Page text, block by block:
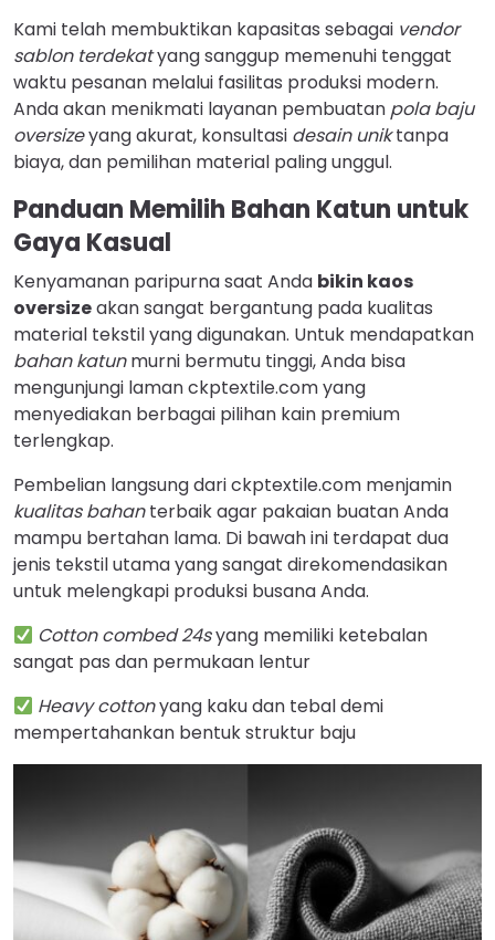
Kami telah membuktikan kapasitas sebagai vendor
sablon terdekatyang sanggup memenuhi tenggat
waktu pesanan melalui fasilitas produksi modern.
Anda akan menikmati layanan pembuatan pola baju
oversizeyang akurat, konsultasi desain uniktanpa
biaya, dan pemilihan material paling unggul.
Panduan Memilih Bahan Katun untuk
Gaya Kasual
Kenyamanan paripurna saat Anda bikin kaos
oversizeakan sangat bergantung pada kualitas
material tekstil yang digunakan. Untuk mendapatkan
bahan katunmurni bermutu tinggi, Anda bisa
mengunjungi laman ckptextile.com yang
menyediakan berbagai pilihan kain premium
terlengkap.
Pembelian langsung dari ckptextile.com menjamin
kualitas bahanterbaik agar pakaian buatan Anda
mampu bertahan lama. Di bawah ini terdapat dua
jenis tekstil utama yang sangat direkomendasikan
untuk melengkapi produksi busana Anda.
Cotton combed 24syang memiliki ketebalan
sangat pas dan permukaan lentur
Heavy cottonyang kaku dan tebal demi
mempertahankan bentuk struktur baju